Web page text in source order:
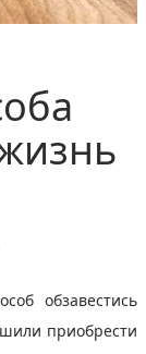
обзавестись
приобрести